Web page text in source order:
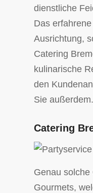
dienstliche
Das
Ausrichtung,
Catering
kulinarische
den
Sie außerdem.
Catering
Genau
Gourmets,